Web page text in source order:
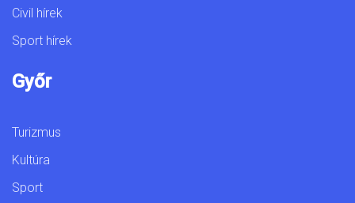
Civil hírek
Sport hírek
Győr
Turizmus
Kultúra
Sport